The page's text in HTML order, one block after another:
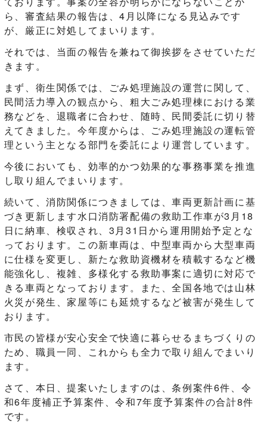
ら、審査結果の報告は、4月以降になる見込みです
が、厳正に対処してまいります。
それでは、当面の報告を兼ねて御挨拶をさせていただ
きます。
まず、衛生関係では、ごみ処理施設の運営に関して、
民間活力導入の観点から、粗大ごみ処理棟における業
務などを、退職者に合わせ、随時、民間委託に切り替
えてきました。今年度からは、ごみ処理施設の運転管
理という主となる部門を委託により運営しています。
今後においても、効率的かつ効果的な事務事業を推進
し取り組んでまいります。
続いて、消防関係につきましては、車両更新計画に基
づき更新します水口消防署配備の救助工作車が3月18
日に納車、検収され、3月31日から運用開始予定とな
っております。この新車両は、中型車両から大型車両
に仕様を変更し、新たな救助資機材を積載するなど機
能強化し、複雑、多様化する救助事案に適切に対応で
きる車両となっております。また、全国各地では山林
火災が発生、家屋等にも延焼するなど被害が発生して
おります。
市民の皆様が安心安全で快適に暮らせるまちづくりの
ため、職員一同、これからも全力で取り組んでまいり
ます。
さて、本日、提案いたしますのは、条例案件6件、令
和6年度補正予算案件、令和7年度予算案件の合計8件
です。